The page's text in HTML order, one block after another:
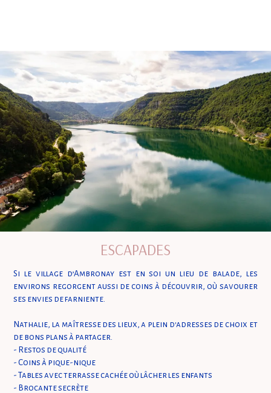
ESCAPADES
Si le village d’Ambronay est en soi un lieu de balade, les
environs regorgent aussi de coins à découvrir, où savourer
ses envies de farniente.
Nathalie, la maîtresse des lieux, a plein d'adresses de choix et
de bons plans à partager.
- Restos de qualité
- Coins à pique-nique
- Tables avec terrasse cachée où lâcher les enfants
- Brocante secrète